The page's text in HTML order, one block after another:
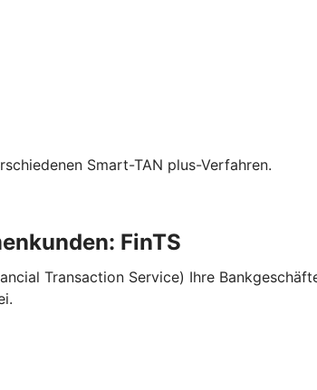
Smart-TAN plus-Verfahren.
FinTS
Transaction Service) Ihre